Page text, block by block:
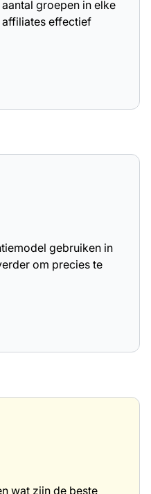
groepen in elke
effectief
gebruiken in
om precies te
wat zijn de beste